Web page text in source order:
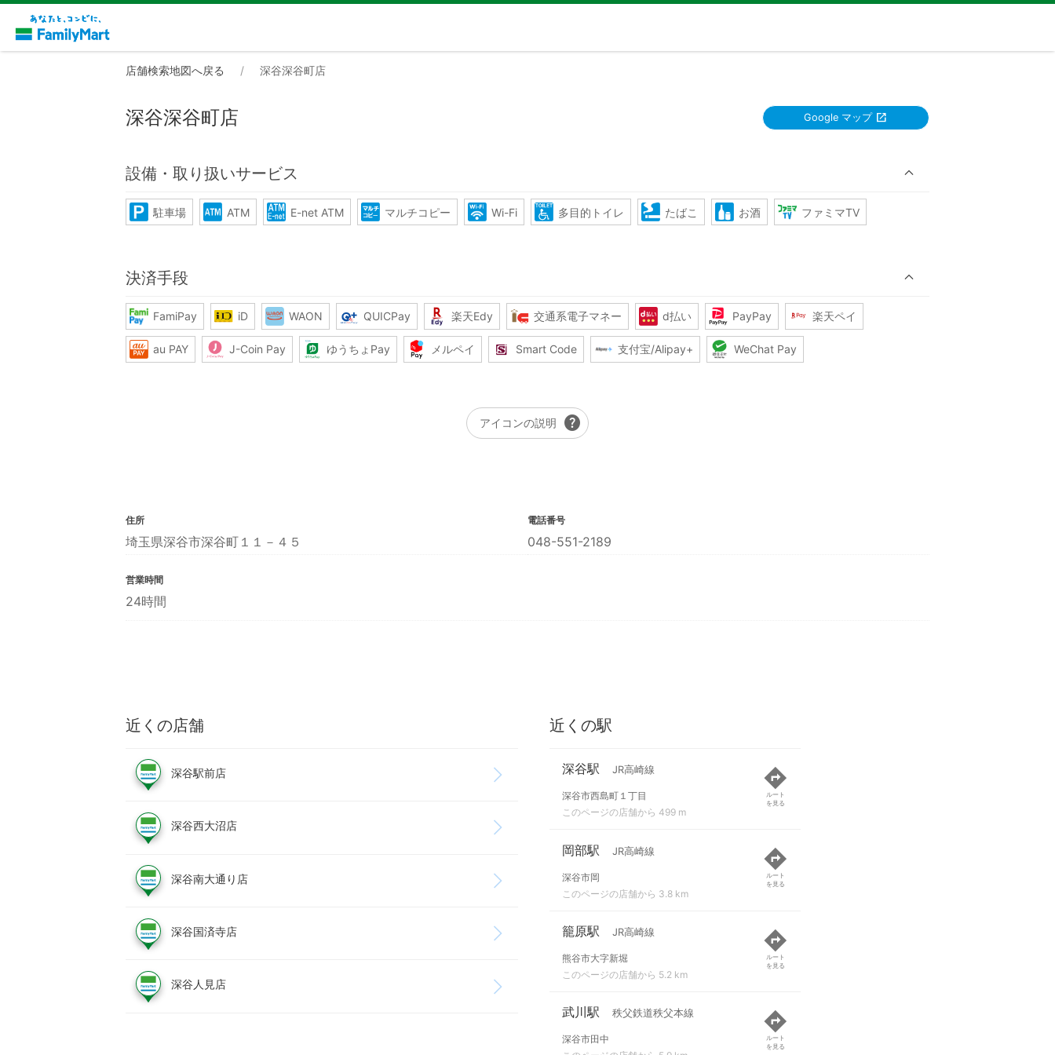
店舗検索地図へ戻る 深谷深谷町店
深谷深谷町店 Google マップ
設備・取り扱いサービス
駐車場 ATM E-net ATM マルチコピー Wi-Fi 多目的トイレ たばこ お酒 ファミマTV
決済手段
FamiPay iD WAON QUICPay 楽天Edy 交通系電子マネー d払い PayPay 楽天ペイ
au PAY J-Coin Pay ゆうちょPay メルペイ Smart Code 支付宝/Alipay+ WeChat Pay
アイコンの説明 help
住所
埼玉県深谷市深谷町１１－４５
電話番号
048-551-2189
営業時間
24時間
近くの店舗
深谷駅前店
深谷西大沼店
深谷南大通り店
深谷国済寺店
深谷人見店
近くの駅
深谷駅 JR高崎線
深谷市西島町１丁目
このページの店舗から 499 m
ルート
を見る
岡部駅 JR高崎線
深谷市岡
このページの店舗から 3.8 km
ルート
を見る
籠原駅 JR高崎線
熊谷市大字新堀
このページの店舗から 5.2 km
ルート
を見る
武川駅 秩父鉄道秩父本線
深谷市田中
ルート
を見る